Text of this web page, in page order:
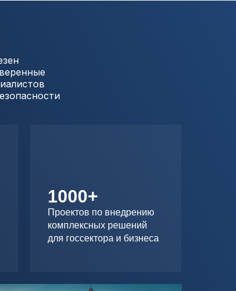
1000+
Проектов по внедрению
комплексных решений
для госсектора и бизнеса